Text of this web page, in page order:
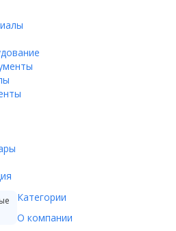
Категории
О компании